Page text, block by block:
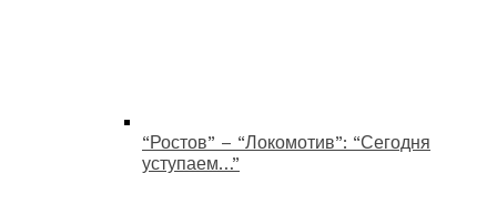
“Ростов” – “Локомотив”: “Сегодня
уступаем…”